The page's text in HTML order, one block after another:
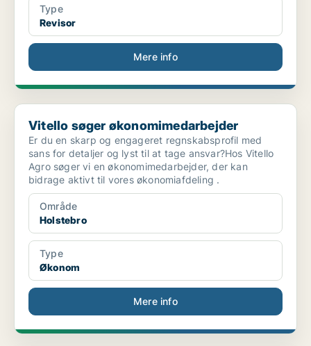
Type
Revisor
Mere info
Vitello søger økonomimedarbejder
Vitello søger økonomimedarbejder
Er du en skarp og engageret regnskabsprofil med
sans for detaljer og lyst til at tage ansvar?Hos Vitello
Agro søger vi en økonomimedarbejder, der kan
bidrage aktivt til vores økonomiafdeling .
Område
Holstebro
Type
Økonom
Mere info